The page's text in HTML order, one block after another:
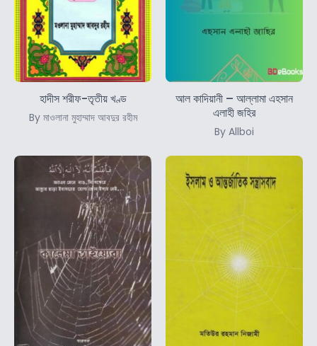
হাদীস শরীফ-তৃতীয় খণ্ড
By মাওলানা মুহাম্মাদ আবদুর রহীম
আল কাদিয়ানী – আল্লামা এহসান
এলাহী জহির
By Allboi